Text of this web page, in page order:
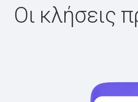
Οι κλήσεις